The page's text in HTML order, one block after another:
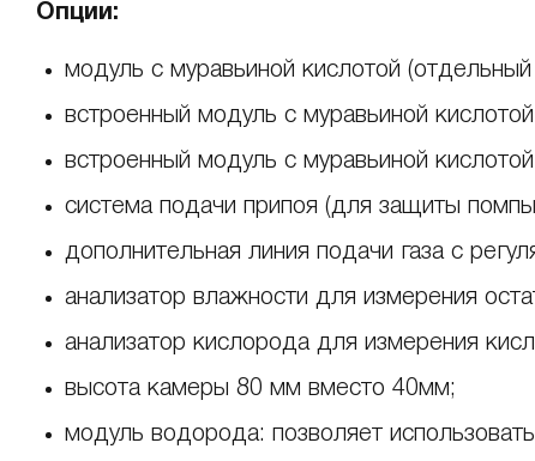
Опции:
модуль с муравьиной кислотой
встроенный модуль с муравьиной
встроенный модуль с муравьиной
система подачи припоя (для защиты
дополнительная линия подачи газа с
анализатор влажности для измерения
анализатор кислорода для измерения
высота камеры 80 мм вместо 40мм;
модуль водорода: позволяет